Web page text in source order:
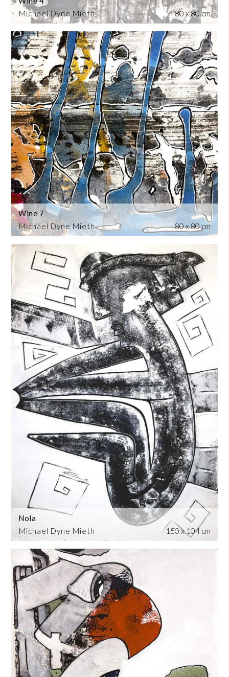
Michael Dyne Mieth
80 x 80 cm
Michael Dyne Mieth
Wine 7
80 x 80 cm
Michael Dyne Mieth
Nola
150 x 104 cm